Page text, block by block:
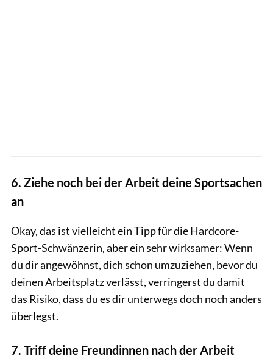
6. Ziehe noch bei der Arbeit deine Sportsachen
an
Okay, das ist vielleicht ein Tipp für die Hardcore-
Sport-Schwänzerin, aber ein sehr wirksamer: Wenn
du dir angewöhnst, dich schon umzuziehen, bevor du
deinen Arbeitsplatz verlässt, verringerst du damit
das Risiko, dass du es dir unterwegs doch noch anders
überlegst.
7. Triff deine Freundinnen nach der Arbeit